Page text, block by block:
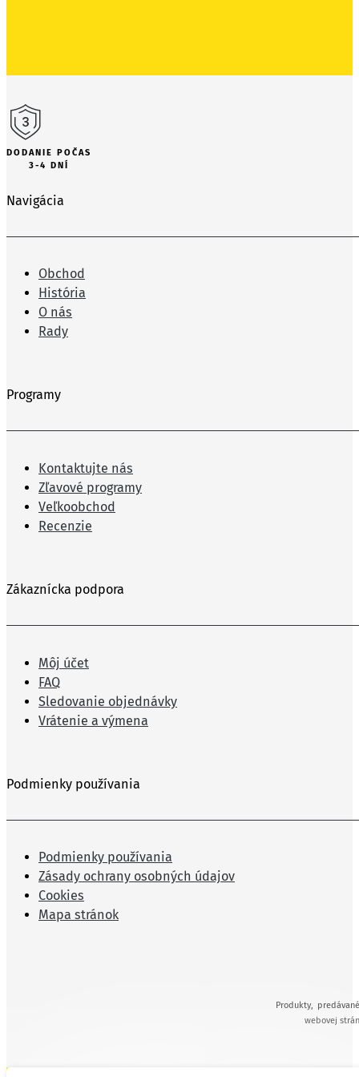
DODANIE POČAS
3-4 DNÍ
Navigácia
Obchod
História
O nás
Rady
Programy
Kontaktujte nás
Zľavové programy
Veľkoobchod
Recenzie
Zákaznícka podpora
Môj účet
FAQ
Sledovanie objednávky
Vrátenie a výmena
Podmienky používania
Podmienky používania
Zásady ochrany osobných údajov
Cookies
Mapa stránok
Produkty,
webovej